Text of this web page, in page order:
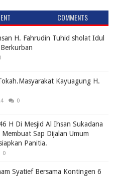
COMMENTS
H. Fahrudin Tuhid sholat Idul
Kayuagung H.
0
H Di Mesjid Al Ihsan Sukadana
Sap Dijalan Umum
Panitia.
0
Syatief Bersama Kontingen 6